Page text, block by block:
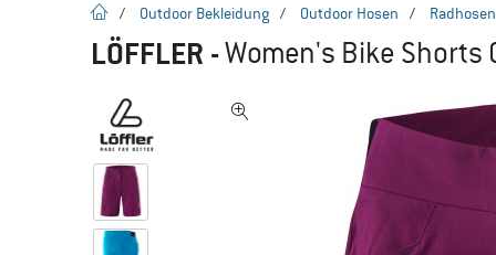
Startseite
/ Outdoor Bekleidung / Outdoor Hosen / Radhosen
LÖFFLER -Women's Bike